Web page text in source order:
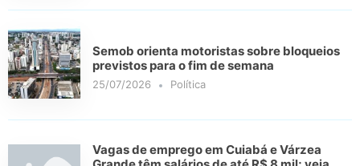
Semob orienta motoristas sobre bloqueios
previstos para o fim de semana
25/07/2026 Política
Vagas de emprego em Cuiabá e Várzea